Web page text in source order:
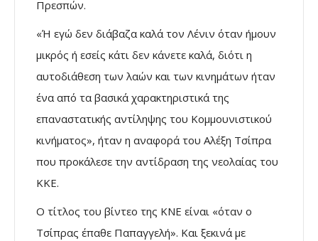
Πρεσπών.
«Ή εγώ δεν διάβαζα καλά τον Λένιν όταν ήμουν
μικρός ή εσείς κάτι δεν κάνετε καλά, διότι η
αυτοδιάθεση των λαών και των κινημάτων ήταν
ένα από τα βασικά χαρακτηριστικά της
επαναστατικής αντίληψης του Κομμουνιστικού
κινήματος», ήταν η αναφορά του Αλέξη Τσίπρα
που προκάλεσε την αντίδραση της νεολαίας του
ΚΚΕ.
Ο τίτλος του βίντεο της ΚΝΕ είναι «όταν ο
Τσίπρας έπαθε Παπαγγελή». Και ξεκινά με